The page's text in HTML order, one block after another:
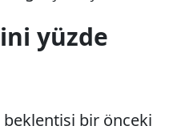
yüzde
beklentisi bir önceki